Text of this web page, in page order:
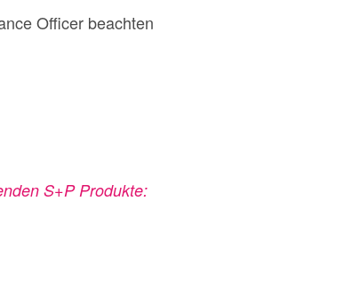
Officer beachten
S+P Produkte: